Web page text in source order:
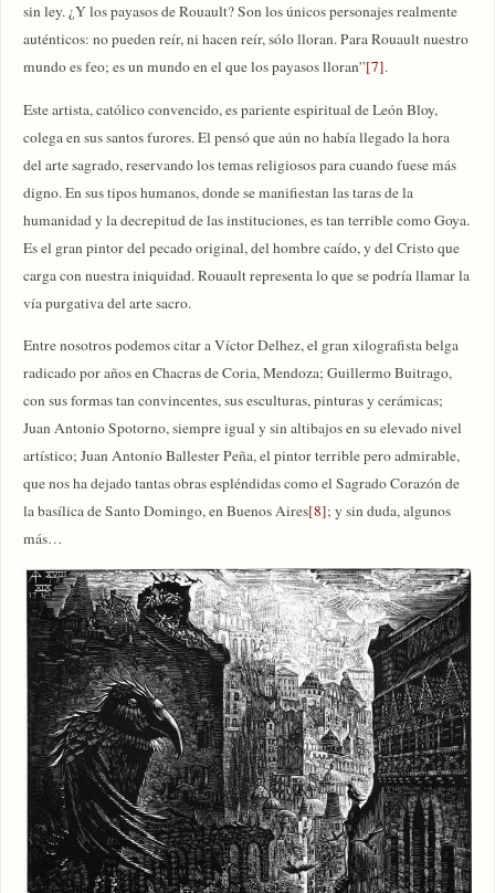
sin ley. ¿Y los payasos de Rouault? Son los únicos personajes realmente
auténticos: no pueden reír, ni hacen reír, sólo lloran. Para Rouault nuestro
mundo es feo; es un mundo en el que los payasos lloran”[7].
Este artista, católico convencido, es pariente espiritual de León Bloy,
colega en sus santos furores. El pensó que aún no había llegado la hora
del arte sagrado, reservando los temas religiosos para cuando fuese más
digno. En sus tipos humanos, donde se manifiestan las taras de la
humanidad y la decrepitud de las instituciones, es tan terrible como Goya.
Es el gran pintor del pecado original, del hombre caído, y del Cristo que
carga con nuestra iniquidad. Rouault representa lo que se podría llamar la
vía purgativa del arte sacro.
Entre nosotros podemos citar a Víctor Delhez, el gran xilografista belga
radicado por años en Chacras de Coria, Mendoza; Guillermo Buitrago,
con sus formas tan convincentes, sus esculturas, pinturas y cerámicas;
Juan Antonio Spotorno, siempre igual y sin altibajos en su elevado nivel
artístico; Juan Antonio Ballester Peña, el pintor terrible pero admirable,
que nos ha dejado tantas obras espléndidas como el Sagrado Corazón de
la basílica de Santo Domingo, en Buenos Aires[8]; y sin duda, algunos
más…